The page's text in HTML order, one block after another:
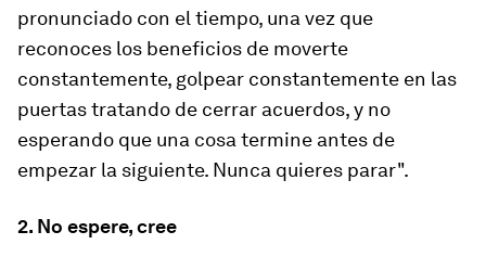
pronunciado con el tiempo, una vez que
reconoces los beneficios de moverte
constantemente, golpear constantemente en las
puertas tratando de cerrar acuerdos, y no
esperando que una cosa termine antes de
empezar la siguiente. Nunca quieres parar".
2. No espere, cree